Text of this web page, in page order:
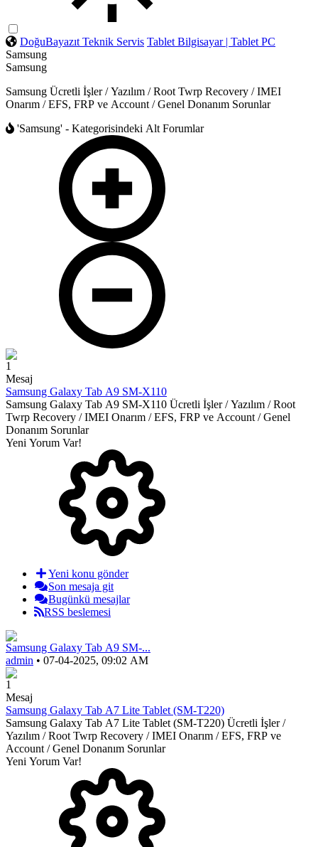
DoğuBayazıt Teknik Servis Tablet Bilgisayar | Tablet PC
Samsung
Samsung
Samsung Ücretli İşler / Yazılım / Root Twrp Recovery / IMEI
Onarım / EFS, FRP ve Account / Genel Donanım Sorunlar
'Samsung' - Kategorisindeki Alt Forumlar
1
Mesaj
Samsung Galaxy Tab A9 SM-X110
Samsung Galaxy Tab A9 SM-X110 Ücretli İşler / Yazılım / Root
Twrp Recovery / IMEI Onarım / EFS, FRP ve Account / Genel
Donanım Sorunlar
Yeni Yorum Var!
Yeni konu gönder
Son mesaja git
Bugünkü mesajlar
RSS beslemesi
Samsung Galaxy Tab A9 SM-...
admin • 07-04-2025, 09:02 AM
1
Mesaj
Samsung Galaxy Tab A7 Lite Tablet (SM-T220)
Samsung Galaxy Tab A7 Lite Tablet (SM-T220) Ücretli İşler /
Yazılım / Root Twrp Recovery / IMEI Onarım / EFS, FRP ve
Account / Genel Donanım Sorunlar
Yeni Yorum Var!